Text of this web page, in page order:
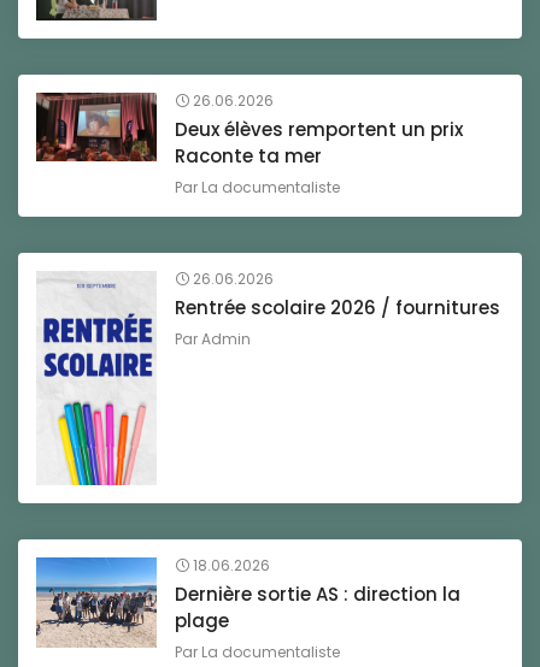
26.06.2026
Deux élèves remportent un prix
Raconte ta mer
Par La documentaliste
26.06.2026
Rentrée scolaire 2026 / fournitures
ParAdmin
18.06.2026
Dernière sortie AS : direction la
plage
Par La documentaliste